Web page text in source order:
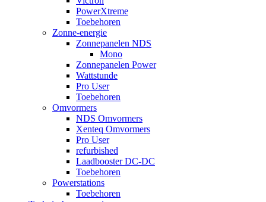
PowerXtreme
Toebehoren
Zonne-energie
Zonnepanelen NDS
Mono
Zonnepanelen Power
Wattstunde
Pro User
Toebehoren
Omvormers
NDS Omvormers
Xenteq Omvormers
Pro User
refurbished
Laadbooster DC-DC
Toebehoren
Powerstations
Toebehoren